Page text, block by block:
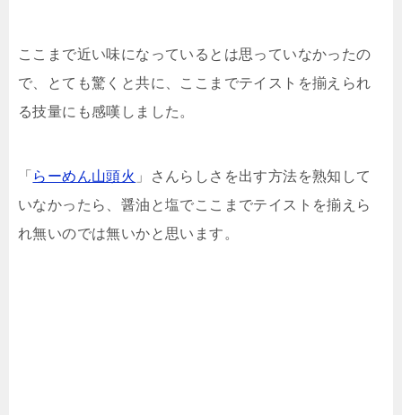
ここまで近い味になっているとは思っていなかったの
で、とても驚くと共に、ここまでテイストを揃えられ
る技量にも感嘆しました。
「 らーめん山頭火 」さんらしさを出す方法を熟知して
いなかったら、醤油と塩でここまでテイストを揃えら
れ無いのでは無いかと思います。